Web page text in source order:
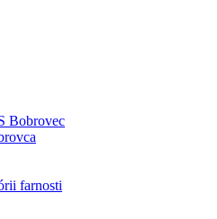
Bobrovec
farnosti